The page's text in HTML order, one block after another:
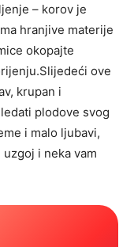
– korov je
hranjive materije
okopajte
ove
krupan i
plodove svog
i malo ljubavi,
i neka vam